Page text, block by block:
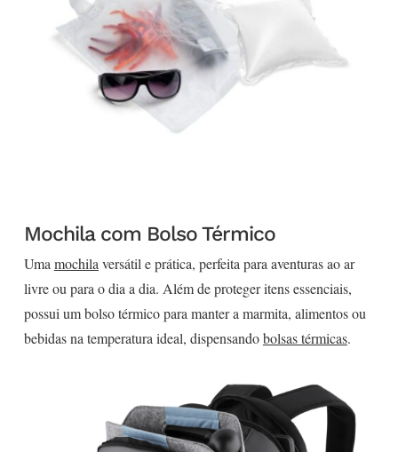
Mochila com Bolso Térmico
Uma mochila versátil e prática, perfeita para aventuras ao ar
livre ou para o dia a dia. Além de proteger itens essenciais,
possui um bolso térmico para manter a marmita, alimentos ou
bebidas na temperatura ideal, dispensandobolsas térmicas.